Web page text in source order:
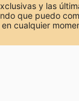
y las
que puedo
cualquier